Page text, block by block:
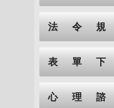
法令
表單
心理